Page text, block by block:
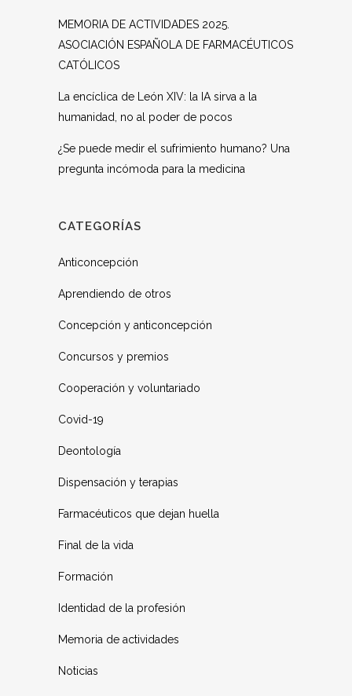
MEMORIA DE ACTIVIDADES 2025.
ASOCIACIÓN ESPAÑOLA DE FARMACÉUTICOS
CATÓLICOS
La encíclica de León XIV: la IA sirva a la
humanidad, no al poder de pocos
¿Se puede medir el sufrimiento humano? Una
pregunta incómoda para la medicina
CATEGORÍAS
Anticoncepción
Aprendiendo de otros
Concepción y anticoncepción
Concursos y premios
Cooperación y voluntariado
Covid-19
Deontología
Dispensación y terapias
Farmacéuticos que dejan huella
Final de la vida
Formación
Identidad de la profesión
Memoria de actividades
Noticias